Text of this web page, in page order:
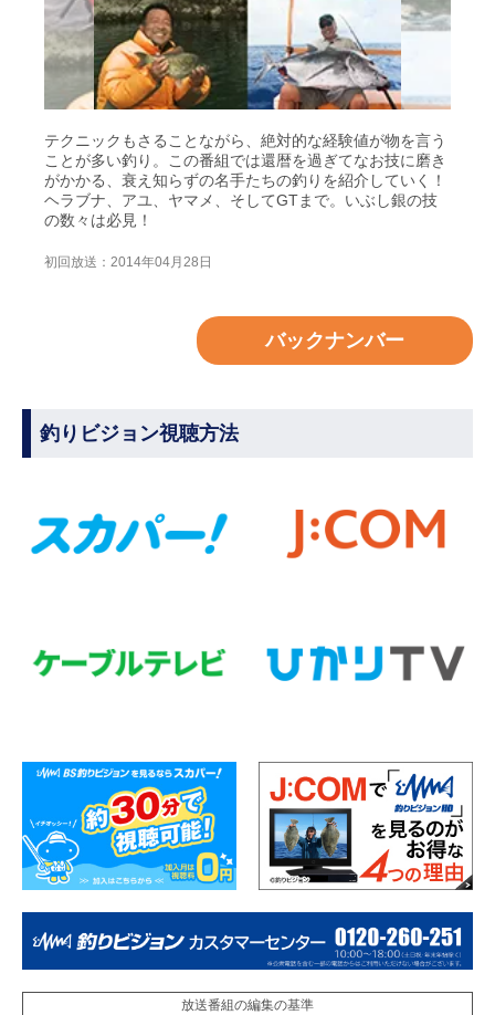
テクニックもさることながら、絶対的な経験値が物を言う
ことが多い釣り。この番組では還暦を過ぎてなお技に磨き
がかかる、衰え知らずの名手たちの釣りを紹介していく！
ヘラブナ、アユ、ヤマメ、そしてGTまで。いぶし銀の技
の数々は必見！
初回放送：2014年04月28日
バックナンバー
釣りビジョン視聴方法
放送番組の編集の基準